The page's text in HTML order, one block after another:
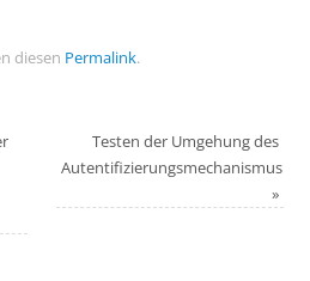
diesen Permalink.
Testen der Umgehung des
Autentifizierungsmechanismus
»